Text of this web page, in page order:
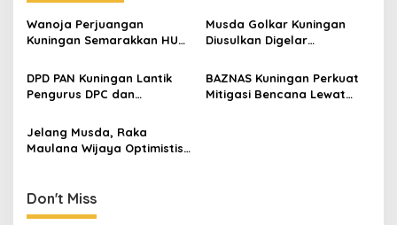
Wanoja Perjuangan
Kuningan Semarakkan HUT
Perempuan Harus Sehat
dan Berdaya
Musda Golkar Kuningan
Diusulkan Digelar
Mulai Matangkan Persiapan
DPD PAN Kuningan Lantik
Pengurus DPC dan
Minimal Satu Dapil Satu
Kursi
BAZNAS Kuningan Perkuat
Mitigasi Bencana Lewat
Jelang Musda, Raka
Maulana Wijaya Optimistis
Don't Miss